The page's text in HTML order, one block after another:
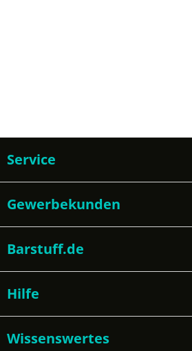
Service
Gewerbekunden
Barstuff.de
Hilfe
Wissenswertes